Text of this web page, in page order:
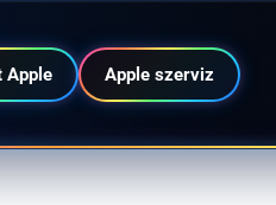
Apple Apple szerviz